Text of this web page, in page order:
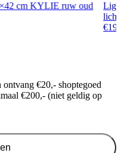
cm KYLIE ruw oud
€
€20,- shoptegoed
€200,- (niet geldig op